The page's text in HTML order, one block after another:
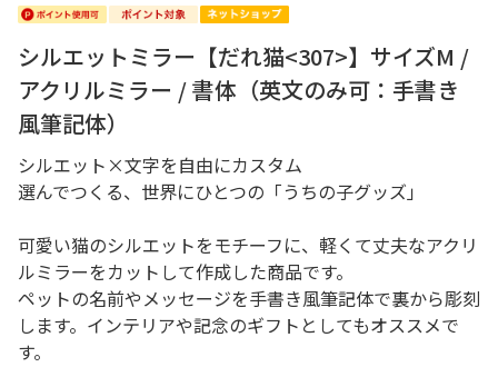
シルエットミラー【だれ猫<307>】サイズM /
アクリルミラー / 書体（英文のみ可：手書き
風筆記体）
シルエット×文字を自由にカスタム
選んでつくる、世界にひとつの「うちの子グッズ」
可愛い猫のシルエットをモチーフに、軽くて丈夫なアクリ
ルミラーをカットして作成した商品です。
ペットの名前やメッセージを手書き風筆記体で裏から彫刻
します。インテリアや記念のギフトとしてもオススメで
す。